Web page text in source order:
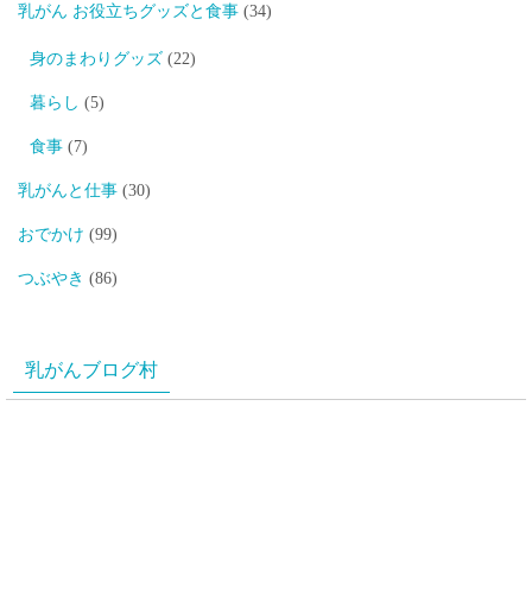
乳がん お役立ちグッズと食事 (34)
身のまわりグッズ (22)
暮らし (5)
食事 (7)
乳がんと仕事 (30)
おでかけ (99)
つぶやき (86)
乳がんブログ村